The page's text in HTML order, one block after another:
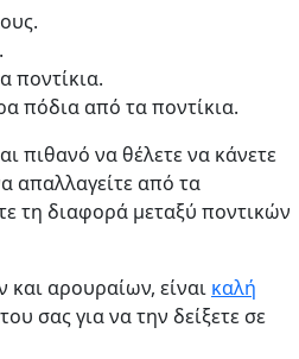
ποντίκια.
πόδια από τα ποντίκια.
πιθανό να θέλετε να κάνετε
απαλλαγείτε από τα
τη διαφορά μεταξύ ποντικών
και αρουραίων, είναι καλή
σας για να την δείξετε σε